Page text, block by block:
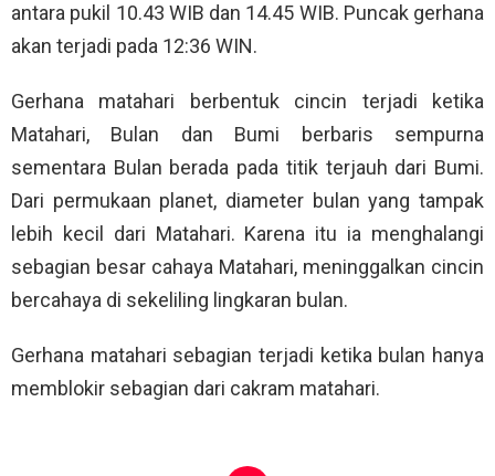
antara pukil 10.43 WIB dan 14.45 WIB. Puncak gerhana
akan terjadi pada 12:36 WIN.
Gerhana matahari berbentuk cincin terjadi ketika
Matahari, Bulan dan Bumi berbaris sempurna
sementara Bulan berada pada titik terjauh dari Bumi.
Dari permukaan planet, diameter bulan yang tampak
lebih kecil dari Matahari. Karena itu ia menghalangi
sebagian besar cahaya Matahari, meninggalkan cincin
bercahaya di sekeliling lingkaran bulan.
Gerhana matahari sebagian terjadi ketika bulan hanya
memblokir sebagian dari cakram matahari.